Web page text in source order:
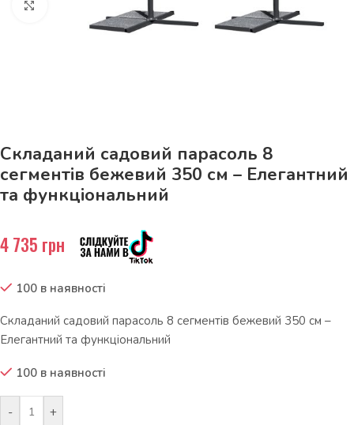
Складаний садовий парасоль 8
сегментів бежевий 350 см – Елегантний
та функціональний
4 735 грн
100 в наявності
Складаний садовий парасоль 8 сегментів бежевий 350 см –
Елегантний та функціональний
100 в наявності
- +